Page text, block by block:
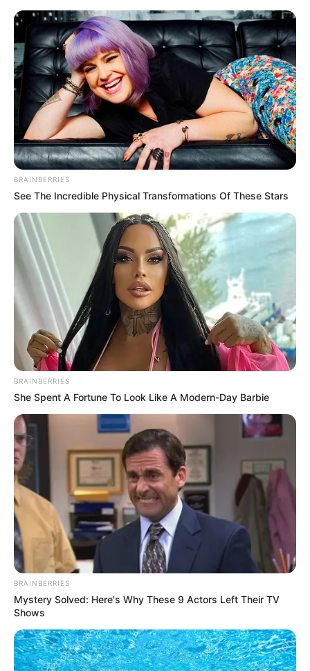
BRAINBERRIES
See The Incredible Physical Transformations Of These Stars
BRAINBERRIES
She Spent A Fortune To Look Like A Modern-Day Barbie
BRAINBERRIES
Mystery Solved: Here's Why These 9 Actors Left Their TV
Shows